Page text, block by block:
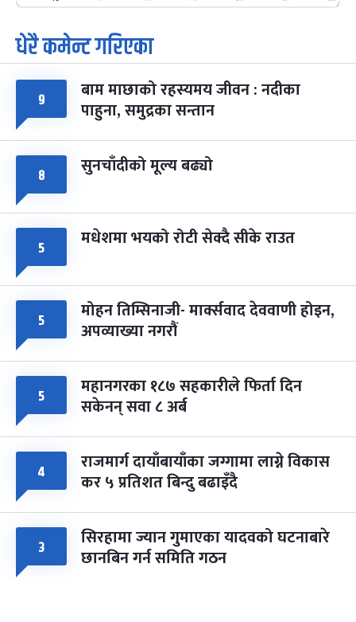
७
आइत
पूर्णिमा व्रत
चैत्र ७, २०८३-Mar 21, 2027
८ फागुपूर्णिमा
चैत्र ८, २०८३-Mar 22, 2027
७ महिना बाँकी
धेरै कमेन्ट गरिएका
९ बाम माछाको रहस्यमय जीवन : नदीका
पाहुना, समुद्रका सन्तान
८ सुनचाँदीको मूल्य बढ्यो
५ मधेशमा भयको रोटी सेक्दै सीके राउत
५ मोहन तिम्सिनाजी- मार्क्सवाद देववाणी होइन,
अपव्याख्या नगरौं
५ महानगरका १८७ सहकारीले फिर्ता दिन
सकेनन् सवा ८ अर्ब
४ राजमार्ग दायाँबायाँका जग्गामा लाग्ने विकास
कर ५ प्रतिशत बिन्दु बढाइँदै
३ सिरहामा ज्यान गुमाएका यादवको घटनाबारे
छानबिन गर्न समिति गठन